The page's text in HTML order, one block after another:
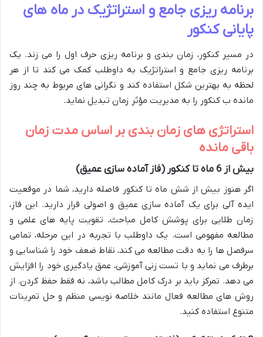
برنامه ریزی جامع و استراتژیک در ماه های
پایانی کنکور
در مسیر کنکور، زمان بندی و برنامه ریزی حرف اول را می زند. یک
برنامه ریزی جامع و استراتژیک به داوطلب کمک می کند تا از هر
لحظه به بهترین شکل استفاده کند و نگرانی های مربوط به چند روز
مانده ب کنکور را به مدیریت مؤثر زمان تبدیل نماید.
استراتژی های زمان بندی بر اساس مدت زمان
باقی مانده
بیش از 6 ماه تا کنکور (فاز آماده سازی عمیق)
اگر هنوز بیش از شش ماه تا کنکور فاصله دارید، شما در موقعیت
ایده آلی برای یک آماده سازی عمیق و اصولی قرار دارید. این فاز،
زمان طلایی برای پوشش کامل مباحث، تقویت پایه های علمی و
مطالعه مفهومی است. یک داوطلب با تجربه در این مرحله، تمامی
سرفصل ها را به دقت مطالعه می کند، نقاط ضعف خود را شناسایی و
برطرف می نماید و با تست زنی آموزشی، عمق یادگیری خود را افزایش
می دهد. تمرکز باید بر درک کامل مطالب باشد، نه فقط حفظ کردن. از
روش های مطالعه فعال مانند خلاصه نویسی منظم و حل تمرینات
متنوع استفاده کنید.